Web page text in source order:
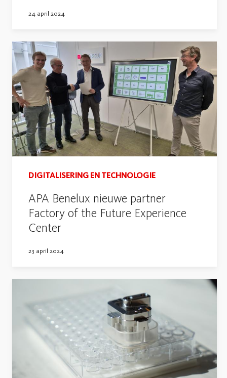
24 april 2024
DIGITALISERING EN TECHNOLOGIE
APA Benelux nieuwe partner
Factory of the Future Experience
Center
23 april 2024